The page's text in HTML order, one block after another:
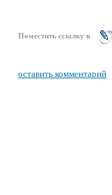
Поместить ссылку в
оставить комментарий